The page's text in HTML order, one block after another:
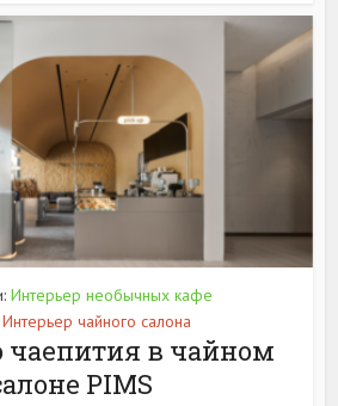
Интерьер необычных кафе
Интерьер чайного салона
чаепития в чайном
PIMS